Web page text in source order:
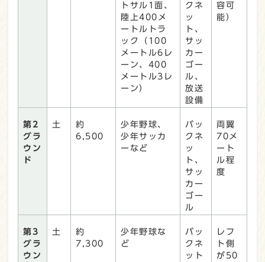
トサル1面、
陸上400メ
ートルトラ
ック（100
メートル6レ
ーン、400
メートル3レ
ーン）
クネ
ッ
ト、
サッ
カー
ゴー
ル、
放送
設備
容可
能）
第2
グラ
ウン
ド
土
約
6,500
少年野球、
少年サッカ
ーなど
バッ
クネ
ッ
ト、
サッ
カー
ゴー
ル
両翼
70メ
ート
ル程
度
第3
グラ
ウン
土
約
7,300
少年野球な
ど
バッ
クネ
ット
レフ
ト側
が50